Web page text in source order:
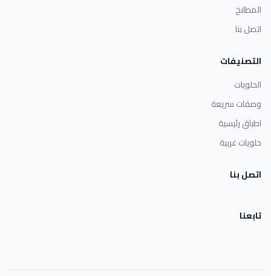
المطابخ
اتصل بنا
التصنيفات
الحلويات
وصفات سريعة
اطباق رئيسية
حلويات غربية
اتصل بنا
تابعنا